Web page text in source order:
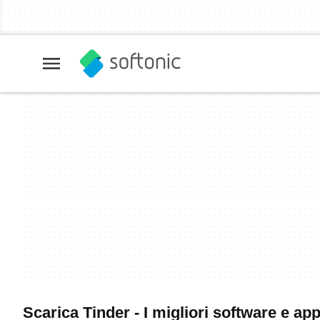
Scarica Tinder - I migliori software e app